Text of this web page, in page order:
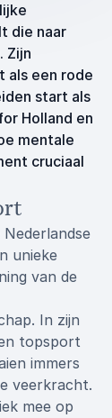
die naar
Zijn
als een rode
start als
Holland en
mentale
cruciaal
unieke
van de
In zijn
topsport
immers
veerkracht.
mee op